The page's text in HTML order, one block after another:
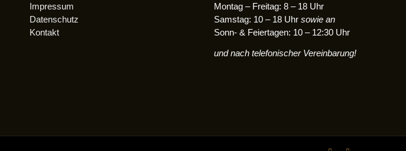
Impressum
Datenschutz
Kontakt
Montag – Freitag: 8 – 18 Uhr
Samstag: 10 – 18 Uhrsowie an
Sonn- & Feiertagen: 10 – 12:30 Uhr
und nach telefonischer Vereinbarung!